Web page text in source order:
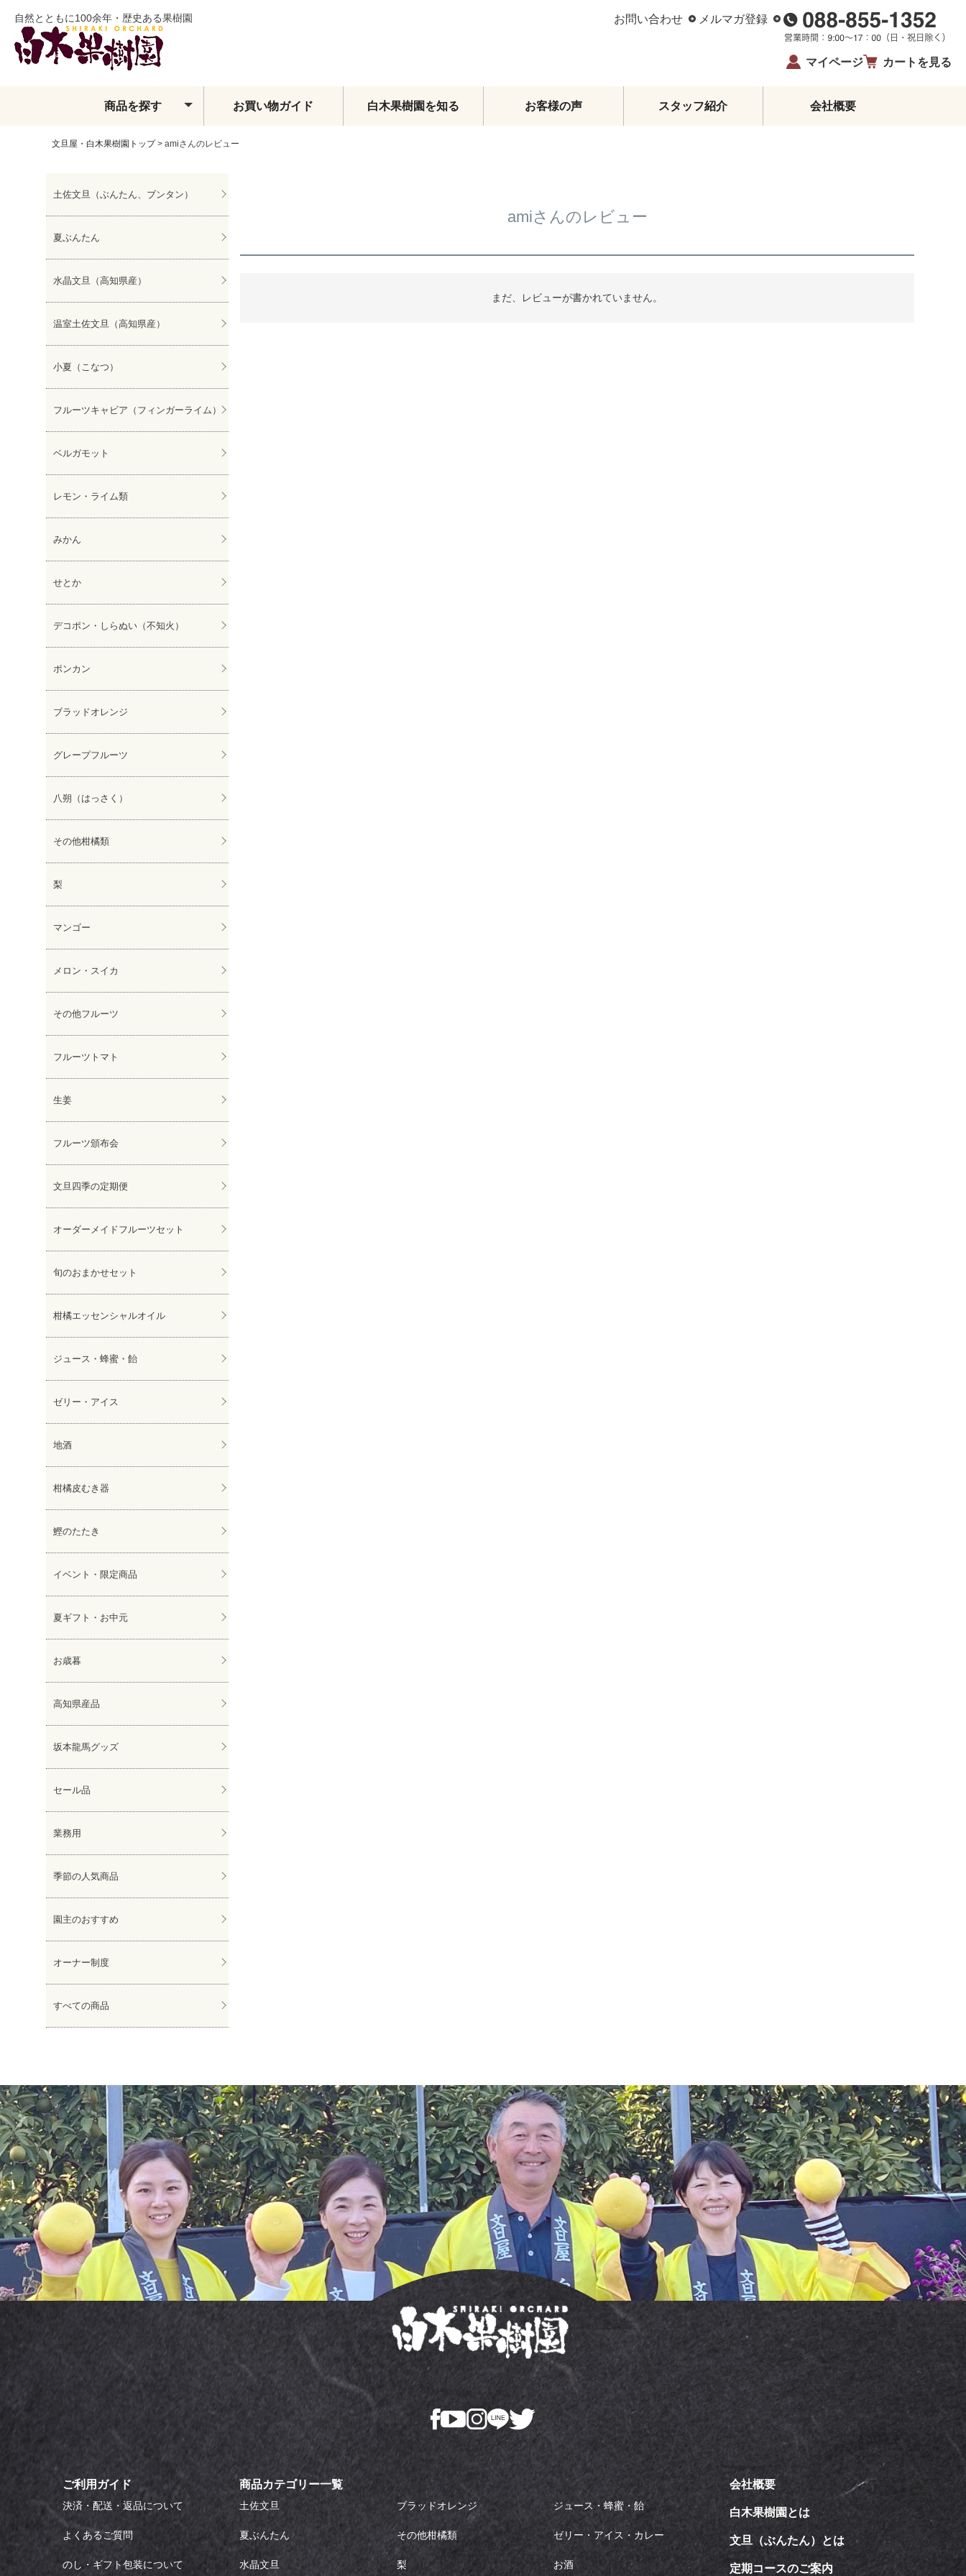
自然とともに100余年・歴史ある果樹園 お問い合わせ メルマガ登録
マイページ カートを見る
商品を探す
土佐文旦
温室土佐文旦
小夏
フィンガーライム
せとか
しらぬい
その他フルーツ
オーダーメイドフルーツセット
お歳暮
お買い物ガイド 白木果樹園を知る お客様の声 スタッフ紹介 会社概要
文旦屋・白木果樹園トップ amiさんのレビュー
土佐文旦（ぶんたん、ブンタン）
夏ぶんたん
水晶文旦（高知県産）
温室土佐文旦（高知県産）
小夏（こなつ）
フルーツキャビア（フィンガーライム）
ベルガモット
レモン・ライム類
みかん
せとか
デコポン・しらぬい（不知火）
ポンカン
ブラッドオレンジ
グレープフルーツ
八朔（はっさく）
その他柑橘類
梨
マンゴー
メロン・スイカ
その他フルーツ
フルーツトマト
生姜
フルーツ頒布会
文旦四季の定期便
オーダーメイドフルーツセット
旬のおまかせセット
柑橘エッセンシャルオイル
ジュース・蜂蜜・飴
ゼリー・アイス
地酒
柑橘皮むき器
鰹のたたき
イベント・限定商品
夏ギフト・お中元
お歳暮
高知県産品
坂本龍馬グッズ
セール品
業務用
季節の人気商品
園主のおすすめ
オーナー制度
すべての商品
amiさんのレビュー
まだ、レビューが書かれていません。
ご利用ガイド
決済・配送・返品について
よくあるご質問
のし・ギフト包装について
商品カテゴリー一覧
土佐文旦
夏ぶんたん
水晶文旦
ブラッドオレンジ
その他柑橘類
梨
ジュース・蜂蜜・飴
ゼリー・アイス・カレー
お酒
会社概要
白木果樹園とは
文旦（ぶんたん）とは
定期コースのご案内